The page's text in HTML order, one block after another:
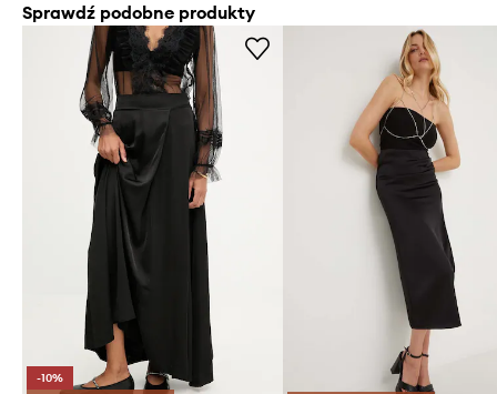
Sprawdź podobne produkty
-10%